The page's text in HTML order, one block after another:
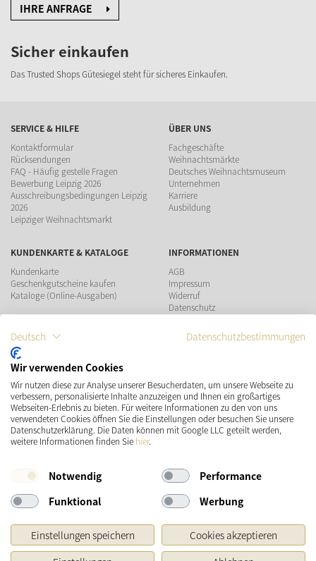
IHRE ANFRAGE
Sicher einkaufen
Das Trusted Shops Gütesiegel steht für sicheres Einkaufen.
SERVICE & HILFE
Kontaktformular
Rücksendungen
FAQ - Häufig gestelle Fragen
Bewerbung Leipzig 2026
Ausschreibungsbedingungen Leipzig
2026
Leipziger Weihnachtsmarkt
ÜBER UNS
Fachgeschäfte
Weihnachtsmärkte
Deutsches Weihnachtsmuseum
Unternehmen
Karriere
Ausbildung
KUNDENKARTE & KATALOGE
Kundenkarte
Geschenkgutscheine kaufen
Kataloge (Online-Ausgaben)
INFORMATIONEN
AGB
Impressum
Widerruf
Datenschutz
ZAHLUNGSMÖGLICHKEITEN
VERSAND SOCIAL MEDIA
* Preisangaben inkl. gesetzl. MwSt. und zzgl.Versandkosten
Ursprünglicher Preis des Händlers, Unverbindliche Preisempfehlung des Herstellers
Deutsch Datenschutzbestimmungen
Wir verwenden Cookies
Wir nutzen diese zur Analyse unserer Besucherdaten, um unsere Webseite zu
verbessern, personalisierte Inhalte anzuzeigen und Ihnen ein großartiges
Webseiten-Erlebnis zu bieten. Für weitere Informationen zu den von uns
verwendeten Cookies öffnen Sie die Einstellungen oder besuchen Sie unsere
Datenschutzerklärung. Die Daten können mit Google LLC geteilt werden,
weitere Informationen finden Sie hier.
Notwendig
Performance
Funktional
Werbung
Einstellungen speichern
Cookies akzeptieren